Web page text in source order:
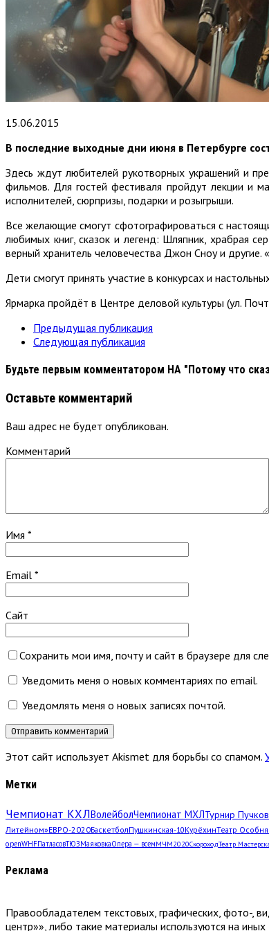
15.06.2015
В последние выходные дни июня в Петербурге
Здесь ждут любителей рукотворных украшений и
фильмов. Для гостей фестиваля пройдут лекции и
исполнителей, сюрпризы, подарки и розыгрыши.
Все желающие смогут сфотографироваться с
любимых книг, сказок и легенд: Шляпник, храбрая
верный хранитель человечества Джон Сноу и
Дети смогут принять участие в конкурсах и
Ярмарка пройдёт в Центре деловой культуры (ул.
Предыдущая публикация
Следующая публикация
Будьте первым комментатором НА "Потому что
Оставьте комментарий
Ваш адрес не будет опубликован.
Комментарий
Имя *
Email *
Сайт
Сохранить мои имя, почту и сайт в браузере для
Уведомить меня о новых комментариях по email.
Уведомлять меня о новых записях почтой.
Этот сайт использует Akismet для борьбы со спамом.
Метки
Чемпионат КХЛВолейболЧемпионат МХЛТурнир
Литейном»ЕВРО-2020БаскетболПушкинская-10КурёхинТеатр
openWHFПатласовТЮЗМаяковкаОпера — всемМЧМ2020СкороходТеатр
Реклама
Правообладателем текстовых, графических, фото-,
центр»», либо такие материалы используются на